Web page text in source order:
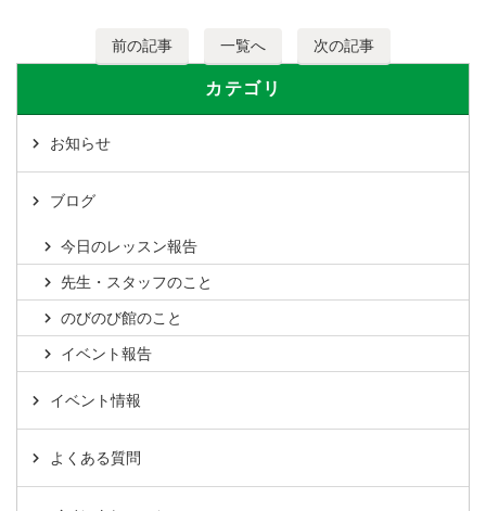
前の記事 一覧へ 次の記事
カテゴリ
お知らせ
ブログ
今日のレッスン報告
先生・スタッフのこと
のびのび館のこと
イベント報告
イベント情報
よくある質問